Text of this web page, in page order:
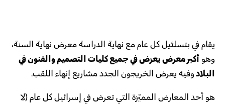
يقام في بتسلئيل كل عام مع نهاية الدراسة معرض نهاية السنة،
وهو أكبر معرض يعرَض في جميع كليات التصميم والفنون في
البلادوفيه يعرض الخريجون الجدد مشاريع إنهاء اللقب.
هو أحد المعارض المميّزة التي تعرض في إسرائيل كل عام (لا